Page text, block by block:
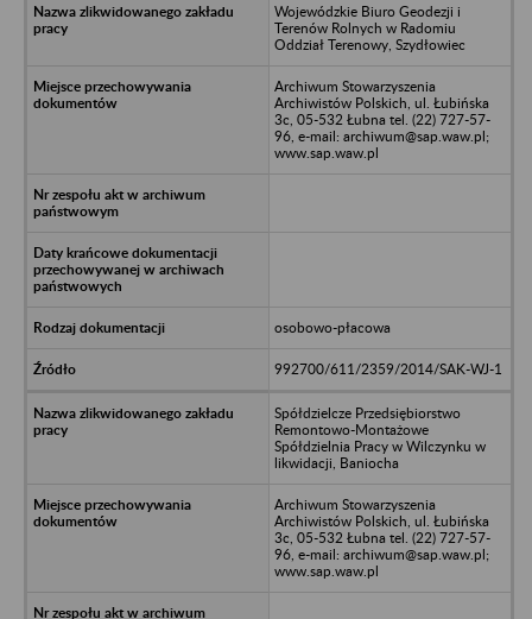
Wojewódzkie Biuro Geodezji i
Terenów Rolnych w Radomiu
Oddział Terenowy, Szydłowiec
Archiwum Stowarzyszenia
Archiwistów Polskich, ul. Łubińska
3c, 05-532 Łubna tel. (22) 727-57-
96, e-mail: archiwum@sap.waw.pl;
www.sap.waw.pl
osobowo-płacowa
992700/611/2359/2014/SAK-WJ-1
Spółdzielcze Przedsiębiorstwo
Remontowo-Montażowe
Spółdzielnia Pracy w Wilczynku w
likwidacji, Baniocha
Archiwum Stowarzyszenia
Archiwistów Polskich, ul. Łubińska
3c, 05-532 Łubna tel. (22) 727-57-
96, e-mail: archiwum@sap.waw.pl;
www.sap.waw.pl